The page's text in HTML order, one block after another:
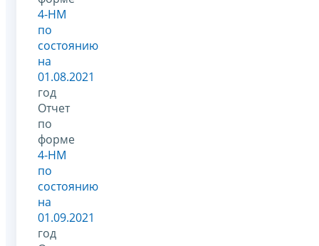
4-НМ
по
состоянию
на
01.08.2021
год
Отчет
по
форме
4-НМ
по
состоянию
на
01.09.2021
год